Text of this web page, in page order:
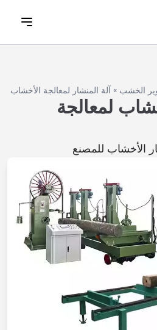
الخشب » آلة المنشار لمعالجة الأخشاب
لمعالجة
الأخشاب للمصنع